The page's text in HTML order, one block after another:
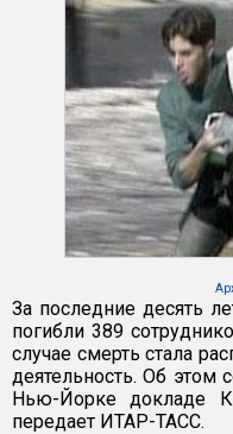
За последние десять
погибли 389
случае смерть стала
деятельность. Об этом
Нью-Йорке докладе
передает ИТАР-ТАСС.